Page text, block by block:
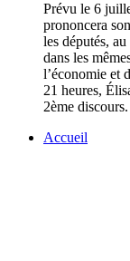
Prévu le 6
prononcera
les députés,
dans les
l’économie et
21 heures,
2ème discours.
Accueil